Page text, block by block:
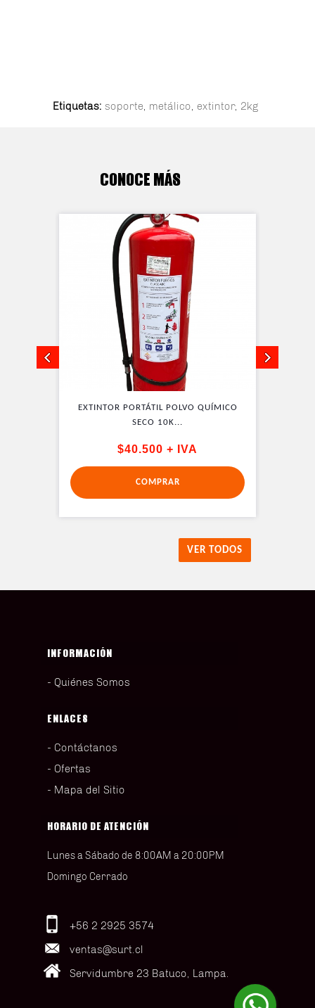
Etiquetas: soporte metálico extintor, 2kg
CONOCE MÁS
EXTINTOR PORTÁTIL POLVO QUÍMICO
SECO 10K...
$40.500 + IVA
COMPRAR
VER TODOS
INFORMACIÓN
Quiénes Somos
ENLACES
Contáctanos
Ofertas
Mapa del Sitio
HORARIO DE ATENCIÓN
Lunes a Sábado de 8:00AM a 20:00PM
Domingo Cerrado
+56 2 2925 3574
ventas@surt.cl
Servidumbre 23 Batuco, Lampa.